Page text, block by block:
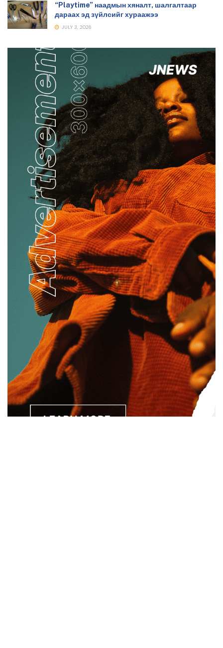
“Playtime” наадмын хяналт, шалгалтаар
дараах эд зүйлсийг хураажээ
JULY 3, 2026